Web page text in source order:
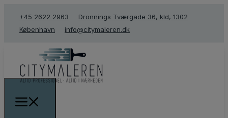
+45 2622 2963
Dronnings Tværgade 36, kld, 1302
København
info@citymaleren.dk